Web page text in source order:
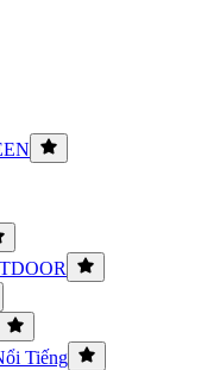
Tiếng